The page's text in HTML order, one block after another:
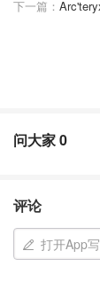
下一篇：
问大家0
评论
打开App